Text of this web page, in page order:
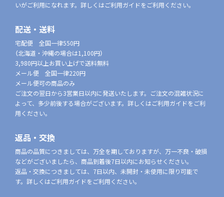
いがご利用になれます。詳しくはご利用ガイドをご利用ください。
配送・送料
宅配便 全国一律550円
（北海道・沖縄の場合は1,100円）
3,980円以上お買い上げで送料無料
メール便 全国一律220円
メール便可の商品のみ
ご注文の翌日から3営業日以内に発送いたします。ご注文の混雑状況に
よって、多少前後する場合がございます。詳しくはご利用ガイドをご利
用ください。
返品・交換
商品の品質につきましては、万全を期しておりますが、万一不良・破損
などがございましたら、商品到着後7日以内にお知らせください。
返品・交換につきましては、7日以内、未開封・未使用に限り可能で
す。詳しくはご利用ガイドをご利用ください。